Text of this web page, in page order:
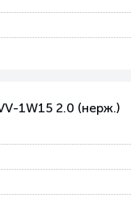
1W15 2.0 (нерж.)